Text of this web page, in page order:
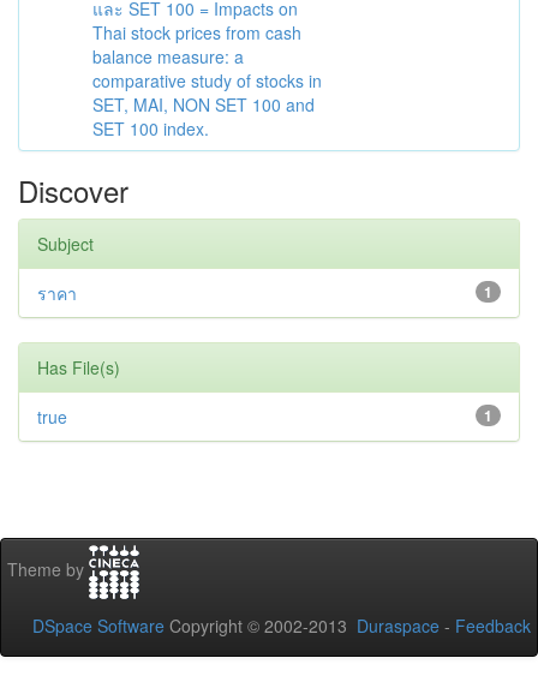
และ SET 100 = Impacts on
Thai stock prices from cash
balance measure: a
comparative study of stocks in
SET, MAI, NON SET 100 and
SET 100 index.
Discover
Subject
1
ราคา
Has File(s)
1
true
Theme by
DSpace Software Copyright © 2002-2013 Duraspace - Feedback